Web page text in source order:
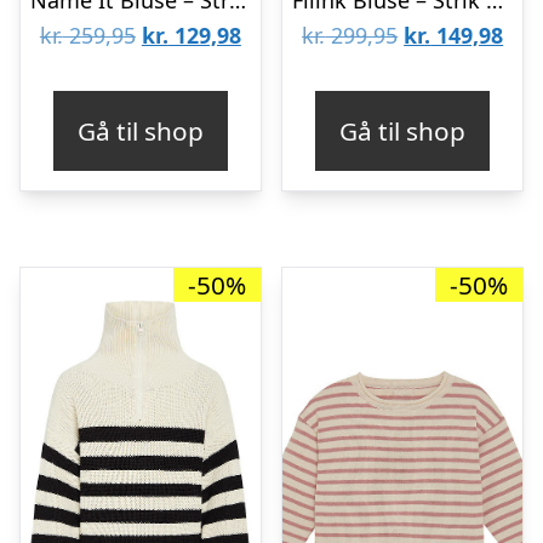
kr.259,95 Den
var:
kr. 259,95.
kr. 129,98Den
kr. 129,98.
Gå til shop
kr.299,95 Den
var:
kr. 299,95.
kr. 149,98Den
kr.
Gå til shop
-50% -50%